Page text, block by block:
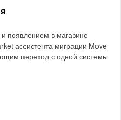
появлением в магазине
ассистента миграции Move
переход с одной системы